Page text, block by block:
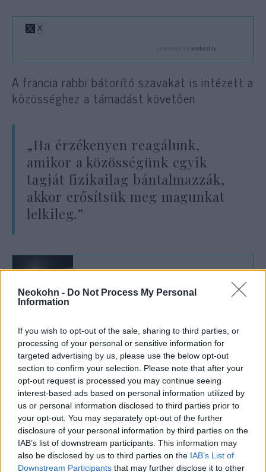
Neokohn - Do Not Process My Personal
Information
If you wish to opt-out of the sale, sharing to third parties, or
processing of your personal or sensitive information for
targeted advertising by us, please use the below opt-out
section to confirm your selection. Please note that after your
opt-out request is processed you may continue seeing
interest-based ads based on personal information utilized by
us or personal information disclosed to third parties prior to
your opt-out. You may separately opt-out of the further
disclosure of your personal information by third parties on the
IAB’s list of downstream participants. This information may
also be disclosed by us to third parties on the IAB’s List of
Downstream Participants that may further disclose it to other
A francia rabbi bátorító szavakat is intézett a
közösséghez a támadást követően
„Ha érzékenyen reagálunk,
amikor a közösségünk egyik
tagját fizikailag bántalmazzák,
akkor erősítsük meg magunkat
lelkileg.”
Párizsi rabbi: A zsidóknak nincs jövője
Franciaországban
Nem ez az első eset
Amint arról a Neokohn isbeszámolt, nemrég
kisfia szeme láttára vertek össze egy francia
Chábád-rabbit. Arié Engelberg rabbi éppen a
zsinagógából tartott hazafelé, amikor
megrúgták, megütötték és megharapták a
vállát.